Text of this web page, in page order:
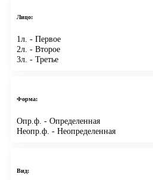
Лицо:
1л. - Первое
2л. - Второе
3л. - Третье
Форма:
Опр.ф. - Определенная
Неопр.ф. - Неопределенная
Вид: